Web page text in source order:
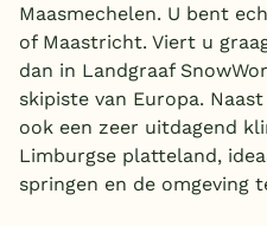
Maasmechelen. U bent
of Maastricht. Viert u
dan in Landgraaf
skipiste van Europa.
ook een zeer uitdagend
Limburgse platteland,
springen en de omgeving